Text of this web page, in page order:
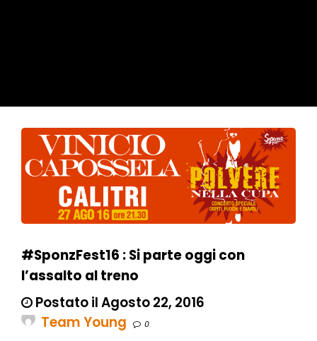
#SponzFest16 : Si parte oggi con
l’assalto al treno
Postato il Agosto 22, 2016
Team Young
0